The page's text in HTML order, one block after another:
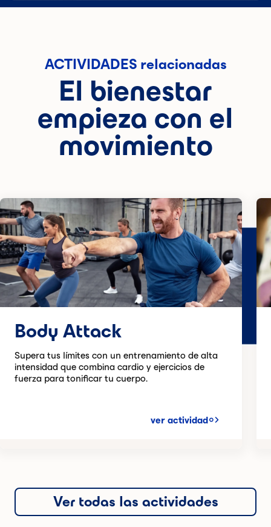
ACTIVIDADES relacionadas
El bienestar
empieza con el
movimiento
Body Attack
Supera tus límites con un entrenamiento de alta
intensidad que combina cardio y ejercicios de
fuerza para tonificar tu cuerpo.
ver actividad
Ver todas las actividades